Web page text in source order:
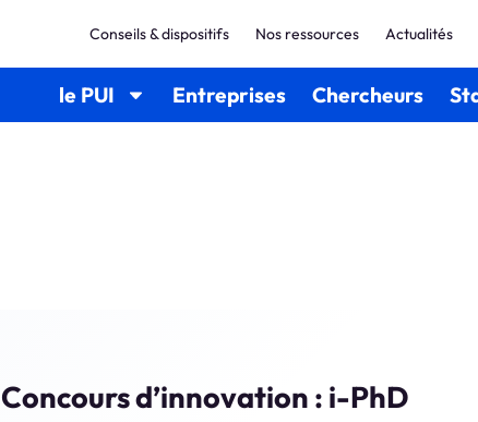
le PUI Entreprises Chercheurs
Conseils & dispositifs Nos ressources Actualités
Concours d’innovation : i-PhD